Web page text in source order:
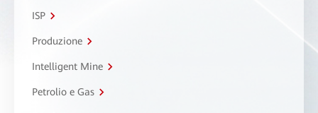
ISP
Produzione
Intelligent Mine
Petrolio e Gas